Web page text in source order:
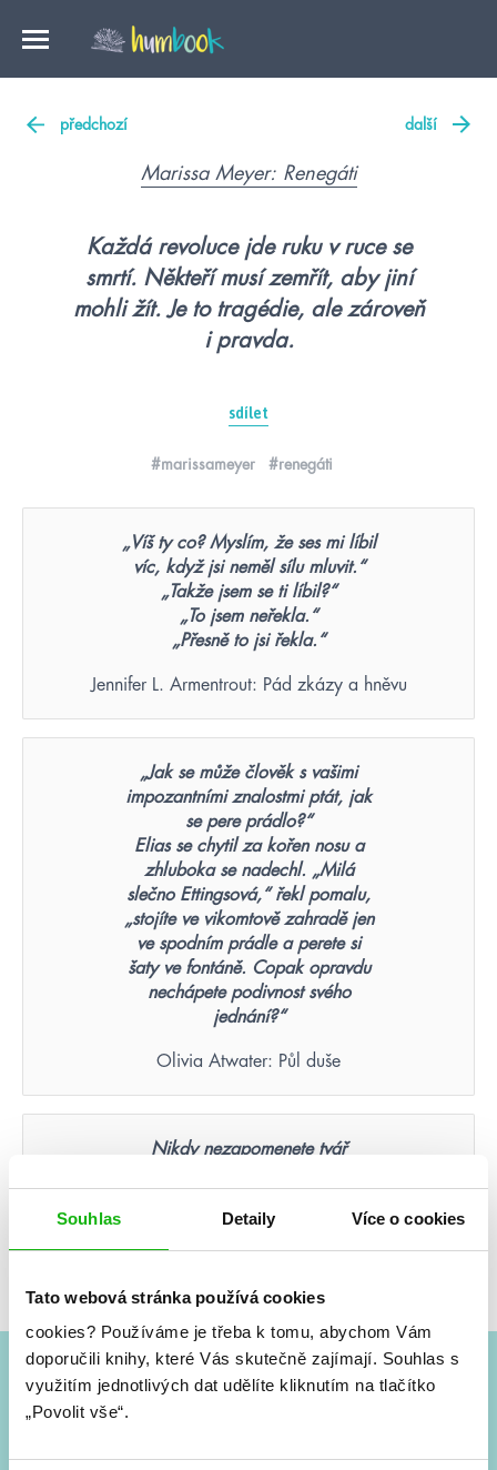
Souhlas Detaily Více o cookies
Tato webová stránka používá cookies
cookies? Používáme je třeba k tomu, abychom Vám
doporučili knihy, které Vás skutečně zajímají. Souhlas s
využitím jednotlivých dat udělíte kliknutím na tlačítko
„Povolit vše“.
předchozí další
Marissa Meyer: Renegáti
Každá revoluce jde ruku v ruce se
smrtí. Někteří musí zemřít, aby jiní
mohli žít. Je to tragédie, ale zároveň
i pravda.
sdílet
#marissameyer #renegáti
„Víš ty co? Myslím, že ses mi líbil
víc, když jsi neměl sílu mluvit.“
„Takže jsem se ti líbil?“
„To jsem neřekla.“
„Přesně to jsi řekla.“
Jennifer L. Armentrout: Pád zkázy a hněvu
„Jak se může člověk s vašimi
impozantními znalostmi ptát, jak
se pere prádlo?“
Elias se chytil za kořen nosu a
zhluboka se nadechl. „Milá
slečno Ettingsová,“ řekl pomalu,
„stojíte ve vikomtově zahradě jen
ve spodním prádle a perete si
šaty ve fontáně. Copak opravdu
nechápete podivnost svého
jednání?“
Olivia Atwater: Půl duše
Nikdy nezapomenete tvář
#HumbookNews